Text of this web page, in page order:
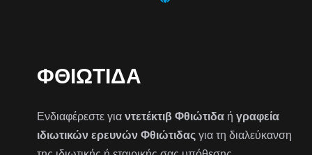
ΦΘΙΏΤΙΔΑ
Ενδιαφέρεστε γιαντετέκτιβ Φθιώτιδα ήγραφεία
ιδιωτικών ερευνών Φθιώτιδας για τη διαλεύκανση